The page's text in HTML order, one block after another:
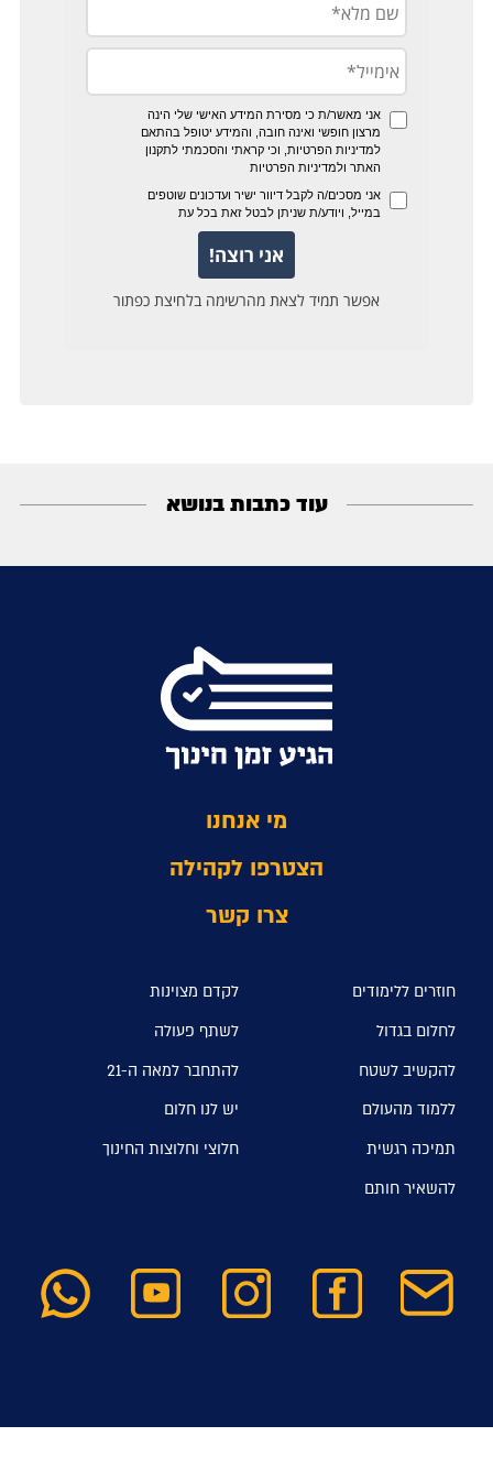
עוד כתבות בנושא
מי אנחנו
הצטרפו לקהילה
צרו קשר
חוזרים ללימודים
לקדם מצוינות
לחלום בגדול
לשתף פעולה
להקשיב לשטח
להתחבר למאה ה-21
ללמוד מהעולם
יש לנו חלום
תמיכה רגשית
חלוצי וחלוצות החינוך
להשאיר חותם